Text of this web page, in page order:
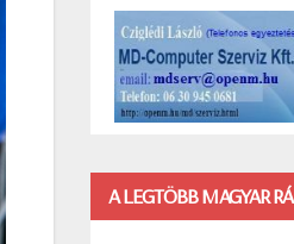
A LEGTÖBB MAGYAR